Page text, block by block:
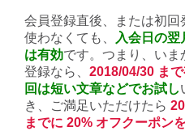
会員登録直後、または初回
使わなくても、
入会日の翌
は有効です。つまり、いま
登録なら、 2018/04/30 まで
回は短い文章などでお試し
き、ご満足いただけたら
までに 20% オフクーポン